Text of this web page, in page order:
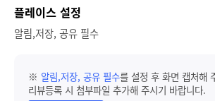
플레이스 설정
알림,저장, 공유 필수
※ 알림,저장, 공유 필수를 설정 후 화면 캡처해
리뷰등록 시 첨부파일 추가해 주시기 바랍니다.